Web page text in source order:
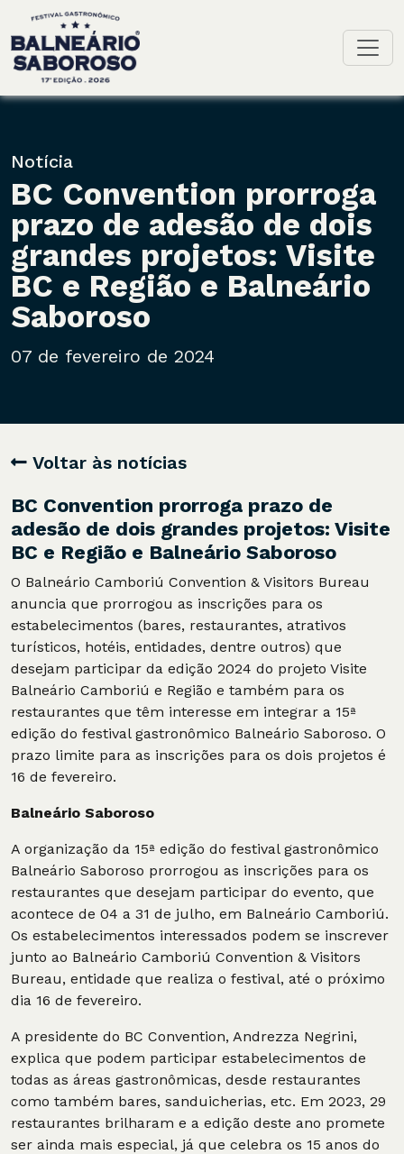
Notícia
BC Convention prorroga
prazo de adesão de dois
grandes projetos: Visite
BC e Região e Balneário
Saboroso
07 de fevereiro de 2024
Voltar às notícias
BC Convention prorroga prazo de
adesão de dois grandes projetos: Visite
BC e Região e Balneário Saboroso
O Balneário Camboriú Convention & Visitors Bureau
anuncia que prorrogou as inscrições para os
estabelecimentos (bares, restaurantes, atrativos
turísticos, hotéis, entidades, dentre outros) que
desejam participar da edição 2024 do projeto Visite
Balneário Camboriú e Região e também para os
restaurantes que têm interesse em integrar a 15ª
edição do festival gastronômico Balneário Saboroso. O
prazo limite para as inscrições para os dois projetos é
16 de fevereiro.
Balneário Saboroso
A organização da 15ª edição do festival gastronômico
Balneário Saboroso prorrogou as inscrições para os
restaurantes que desejam participar do evento, que
acontece de 04 a 31 de julho, em Balneário Camboriú.
Os estabelecimentos interessados podem se inscrever
junto ao Balneário Camboriú Convention & Visitors
Bureau, entidade que realiza o festival, até o próximo
dia 16 de fevereiro.
A presidente do BC Convention, Andrezza Negrini,
explica que podem participar estabelecimentos de
todas as áreas gastronômicas, desde restaurantes
como também bares, sanduicherias, etc. Em 2023, 29
restaurantes brilharam e a edição deste ano promete
ser ainda mais especial, já que celebra os 15 anos do